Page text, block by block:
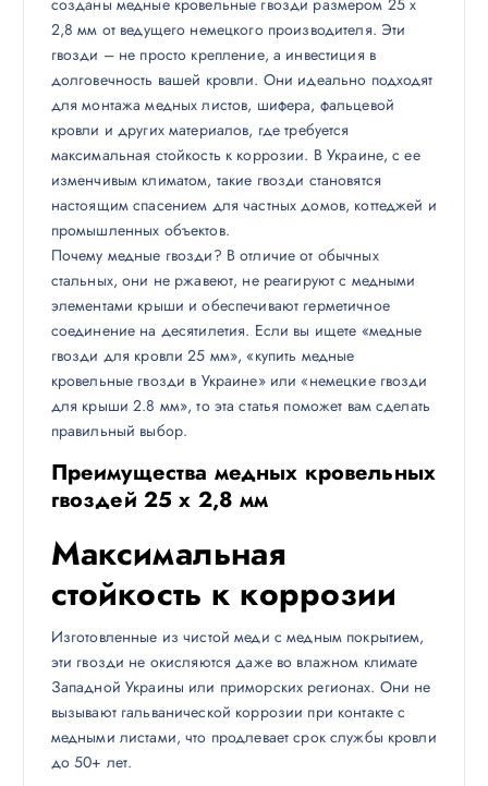
созданы медные кровельные гвозди размером 25 х
2,8 мм от ведущего немецкого производителя. Эти
гвозди – не просто крепление, а инвестиция в
долговечность вашей кровли. Они идеально подходят
для монтажа медных листов, шифера, фальцевой
кровли и других материалов, где требуется
максимальная стойкость к коррозии. В Украине, с ее
изменчивым климатом, такие гвозди становятся
настоящим спасением для частных домов, коттеджей и
промышленных объектов.
Почему медные гвозди? В отличие от обычных
стальных, они не ржавеют, не реагируют с медными
элементами крыши и обеспечивают герметичное
соединение на десятилетия. Если вы ищете «медные
гвозди для кровли 25 мм», «купить медные
кровельные гвозди в Украине» или «немецкие гвозди
для крыши 2.8 мм», то эта статья поможет вам сделать
правильный выбор.
Преимущества медных кровельных
гвоздей 25 х 2,8 мм
Максимальная
стойкость к коррозии
Изготовленные из чистой меди с медным покрытием,
эти гвозди не окисляются даже во влажном климате
Западной Украины или приморских регионах. Они не
вызывают гальванической коррозии при контакте с
медными листами, что продлевает срок службы кровли
до 50+ лет.